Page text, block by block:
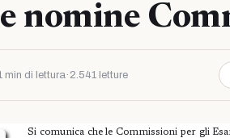
nomine
min di lettura· 2.541 letture
Si comunica che le Commissioni per gli